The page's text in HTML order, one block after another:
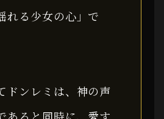
れる少女の心」で
ドンレミは、神の声